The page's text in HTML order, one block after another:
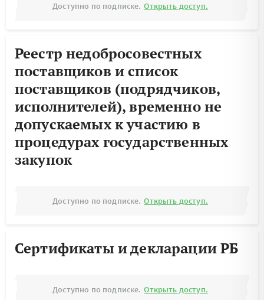
Доступно по подписке. Открыть доступ.
Реестр недобросовестных
поставщиков и список
поставщиков (подрядчиков,
исполнителей), временно не
допускаемых к участию в
процедурах государственных
закупок
Доступно по подписке. Открыть доступ.
Сертификаты и декларации РБ
Доступно по подписке. Открыть доступ.